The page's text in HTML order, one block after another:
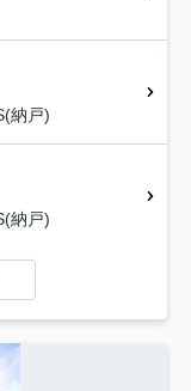
納戸)
納戸)